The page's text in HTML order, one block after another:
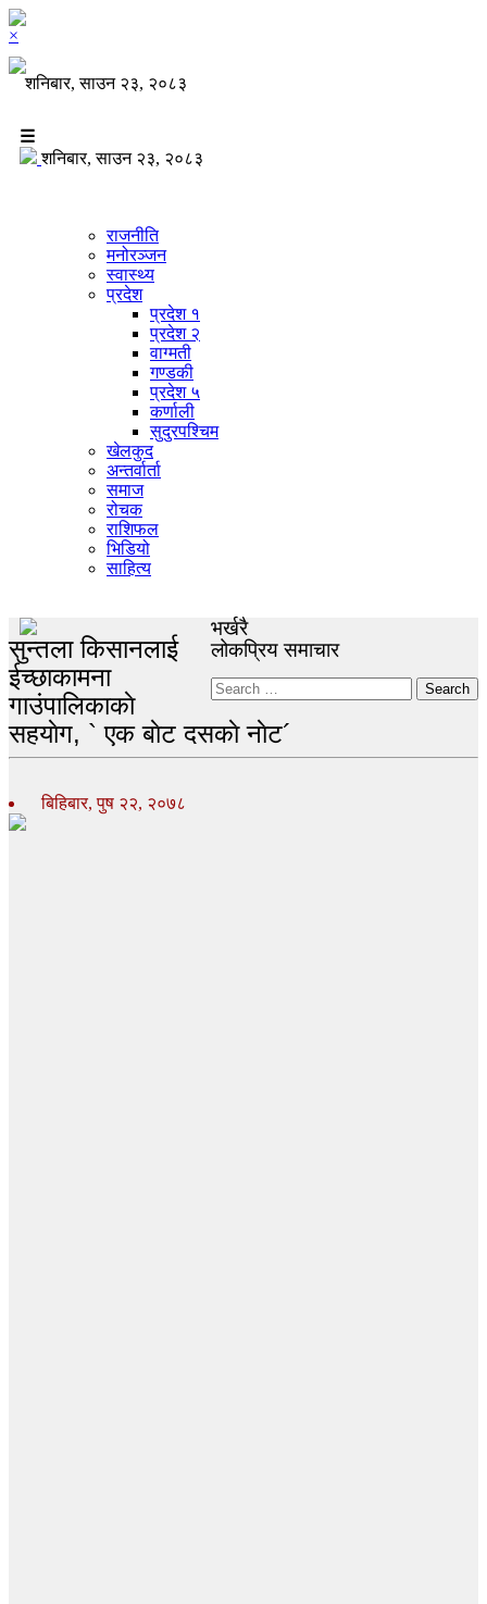
×
शनिबार, साउन २३, २०८३
☰
शनिबार, साउन २३, २०८३
राजनीति
मनोरञ्जन
स्वास्थ्य
प्रदेश
प्रदेश १
प्रदेश २
वाग्मती
गण्डकी
प्रदेश ५
कर्णाली
सुदुरपश्चिम
खेलकुद
अन्तर्वार्ता
समाज
रोचक
राशिफल
भिडियो
साहित्य
भर्खरै
लोकप्रिय समाचार
Search
सुन्तला किसानलाई
ईच्छाकामना
गाउंपालिकाकाे
सहयाेग, ` एक बाेट दसकाे नाेट´
बिहिबार, पुष २२, २०७८